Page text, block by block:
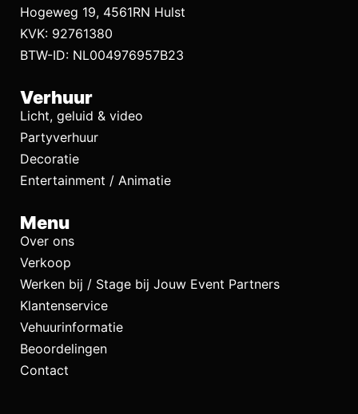
Hogeweg 19, 4561RN Hulst
KVK: 92761380
BTW-ID: NL004976957B23
Verhuur
Licht, geluid & video
Partyverhuur
Decoratie
Entertainment / Animatie
Menu
Over ons
Verkoop
Werken bij / Stage bij Jouw Event Partners
Klantenservice
Vehuurinformatie
Beoordelingen
Contact